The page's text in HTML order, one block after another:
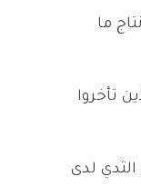
ما
تأخروا
لدى